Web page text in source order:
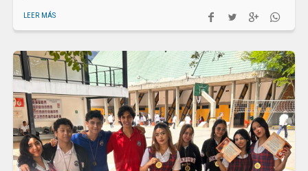
LEER MÁS